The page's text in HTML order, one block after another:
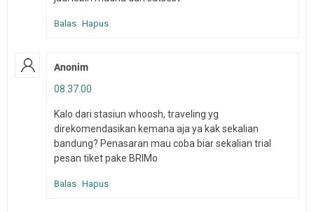
Balas Hapus
Anonim
08.37.00
Kalo dari stasiun whoosh, traveling yg
direkomendasikan kemana aja ya kak sekalian
bandung? Penasaran mau coba biar sekalian trial
pesan tiket pake BRIMo
Balas Hapus